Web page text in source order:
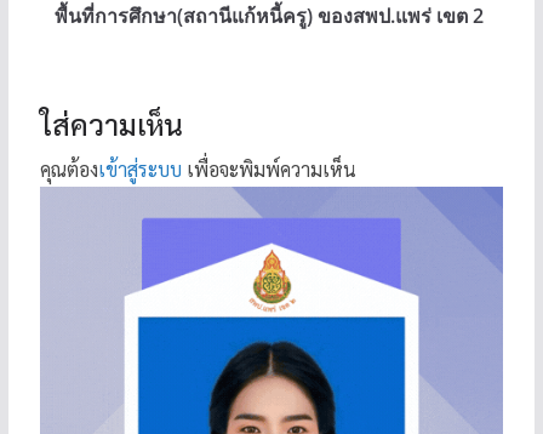
พื้นที่การศึกษา(สถานีแก้หนี้ครู) ของสพป.แพร่ เขต 2
ใส่ความเห็น
คุณต้องเข้าสู่ระบบ เพื่อจะพิมพ์ความเห็น